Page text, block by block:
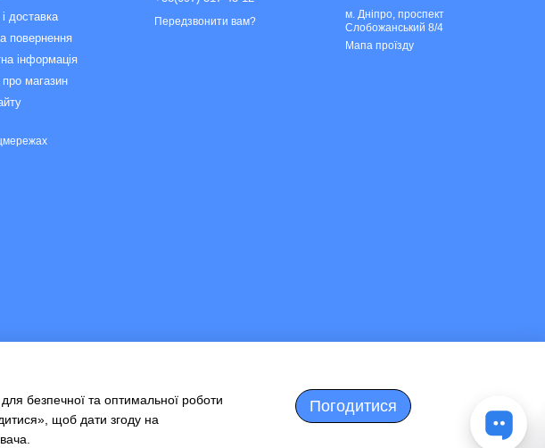
доставка
повернення
інформація
про магазин
Передзвонити вам?
м. Дніпро, проспект
Слобожанський 8/4
Мапа проїзду
безпечної та оптимальної роботи
щоб дати згоду на
Погодитися